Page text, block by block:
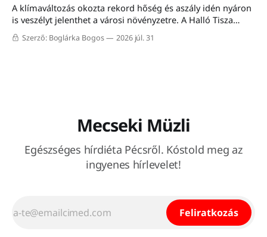
A klímaváltozás okozta rekord hőség és aszály idén nyáron
is veszélyt jelenthet a városi növényzetre. A Halló Tisza
Sziget séta-fórumán Nagy Ervin, Pécs főkertésze mesélt a
városon belüli növénytelepítés kihívásairól, a meglévő
Szerző: Boglárka Bogos 2026 júl. 31
Mecseki Müzli
Egészséges hírdiéta Pécsről. Kóstold meg az
ingyenes hírlevelet!
Feliratkozás